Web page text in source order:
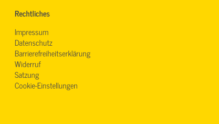
Rechtliches
Impressum
Datenschutz
Barrierefreiheitserklärung
Widerruf
Satzung
Cookie-Einstellungen